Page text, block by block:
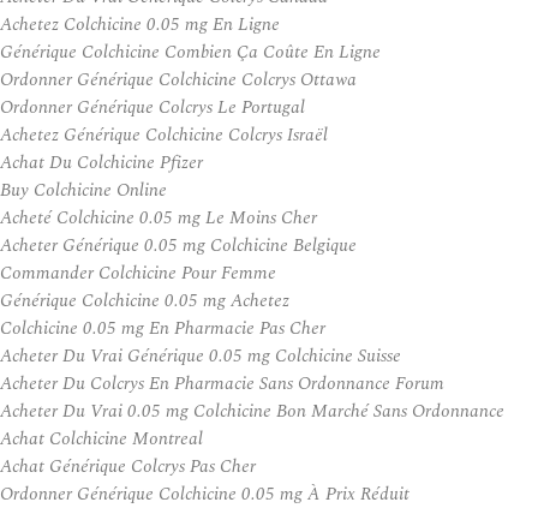
Achetez Colchicine 0.05 mg En Ligne
Générique Colchicine Combien Ça Coûte En Ligne
Ordonner Générique Colchicine Colcrys Ottawa
Ordonner Générique Colcrys Le Portugal
Achetez Générique Colchicine Colcrys Israël
Achat Du Colchicine Pfizer
Buy Colchicine Online
Acheté Colchicine 0.05 mg Le Moins Cher
Acheter Générique 0.05 mg Colchicine Belgique
Commander Colchicine Pour Femme
Générique Colchicine 0.05 mg Achetez
Colchicine 0.05 mg En Pharmacie Pas Cher
Acheter Du Vrai Générique 0.05 mg Colchicine Suisse
Acheter Du Colcrys En Pharmacie Sans Ordonnance Forum
Acheter Du Vrai 0.05 mg Colchicine Bon Marché Sans Ordonnance
Achat Colchicine Montreal
Achat Générique Colcrys Pas Cher
Ordonner Générique Colchicine 0.05 mg À Prix Réduit